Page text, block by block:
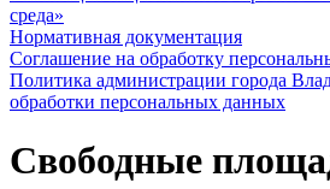
среда»
Нормативная документация
Соглашение на обработку
Политика администрации города
обработки персональных данных
Свободные